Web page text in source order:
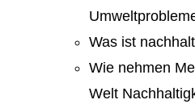
Was ist
Wie nehmen
Welt